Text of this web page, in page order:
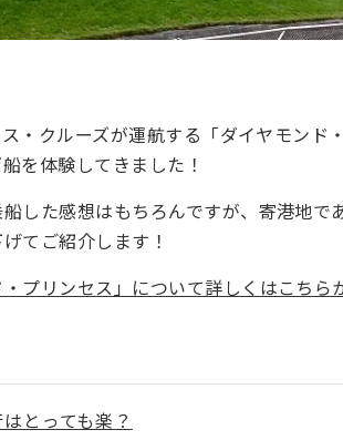
・クルーズが運航する「ダイヤモンド
を体験してきました！
した感想はもちろんですが、寄港地で
てご紹介します！
プリンセス」について詳しくはこちら
とっても楽？